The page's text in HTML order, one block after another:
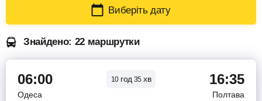
Виберіть дату
Знайдено: 22 маршрутки
06:00 10 год 35 хв 16:35
Одеса
Полтава